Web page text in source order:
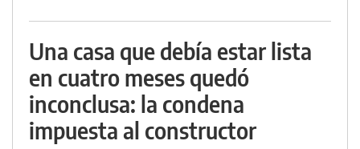
Una casa que debía estar lista
en cuatro meses quedó
inconclusa: la condena
impuesta al constructor